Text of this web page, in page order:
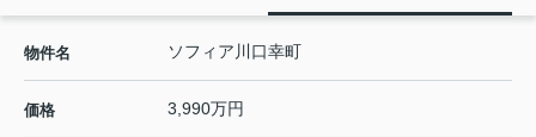
物件名 ソフィア川口幸町
価格 3,990万円